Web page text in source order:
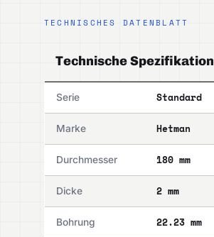
TECHNISCHES DATENBLATT
Technische Spezifikation
Serie Standard
Marke Hetman
Durchmesser 180 mm
Dicke 2 mm
Bohrung 22.23 mm